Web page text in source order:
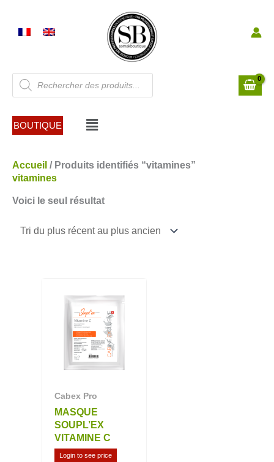
contenu
Recherche
de
produits
BOUTIQUE Menu
Accueil / Produits identifiés “vitamines”
vitamines
Voici le seul résultat
Cabex Pro
MASQUE
SOUPL’EX
VITAMINE C
Login to see price